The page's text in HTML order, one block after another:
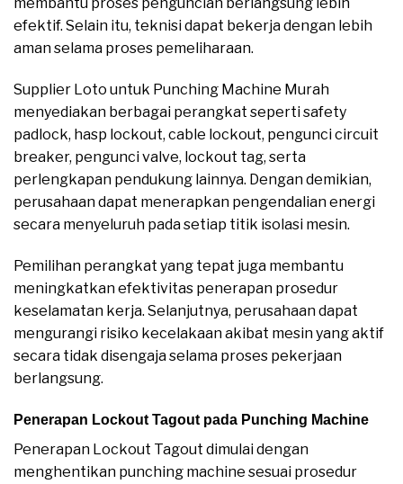
efektif. Selain itu, teknisi dapat bekerja dengan lebih
aman selama proses pemeliharaan.
Supplier Loto untuk Punching Machine Murah
menyediakan berbagai perangkat seperti safety
padlock, hasp lockout, cable lockout, pengunci circuit
breaker, pengunci valve, lockout tag, serta
perlengkapan pendukung lainnya. Dengan demikian,
perusahaan dapat menerapkan pengendalian energi
secara menyeluruh pada setiap titik isolasi mesin.
Pemilihan perangkat yang tepat juga membantu
meningkatkan efektivitas penerapan prosedur
keselamatan kerja. Selanjutnya, perusahaan dapat
mengurangi risiko kecelakaan akibat mesin yang aktif
secara tidak disengaja selama proses pekerjaan
berlangsung.
Penerapan Lockout Tagout pada Punching Machine
Penerapan Lockout Tagout dimulai dengan
menghentikan punching machine sesuai prosedur